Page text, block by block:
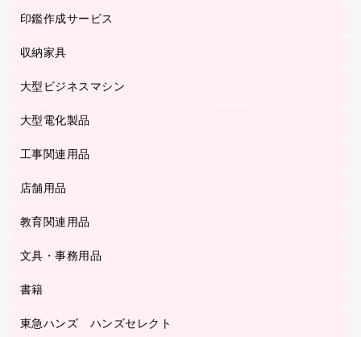
慶弔用品
パソコンバッグ／収納用品
パソコン周辺機器
各種ケーブル
ＨＤＤ／ＳＳＤ
ＯＡフィルター
ＵＳＢハブ／ＵＳＢアクセサリー
ファクシミリ
レーザープリンタ／複合機
電話機
クリヤーブック（固定式）
クリヤーブック（差替式）
パイプ式ファイル
ファイルボックス
リングファイル
レターファイル
持ち出しファイル
タイムカード
ラミネータ
ラミネートフィルム
ＯＨＰ用品
介護用品
使い捨て手袋
医療関連用品
感染症対策用品
印鑑作成サービス
印鑑作成サービス
収納家具
その他収納
ロッカー・下駄箱
金庫
大型ビジネスマシン
プリンタ
大型電化製品
テレビ・ＡＶ機器
冷蔵庫・キッチン・調理家電
工事関連用品
屋外用品
工事関連用品
店舗用品
カウンター／お会計用品
サイン・看板用品
レジ・ポリ袋
店舗運営用品
教育関連用品
教育関連用品
文具・事務用品
その他文具
書籍
パソコンソフト
東急ハンズ ハンズセレクト